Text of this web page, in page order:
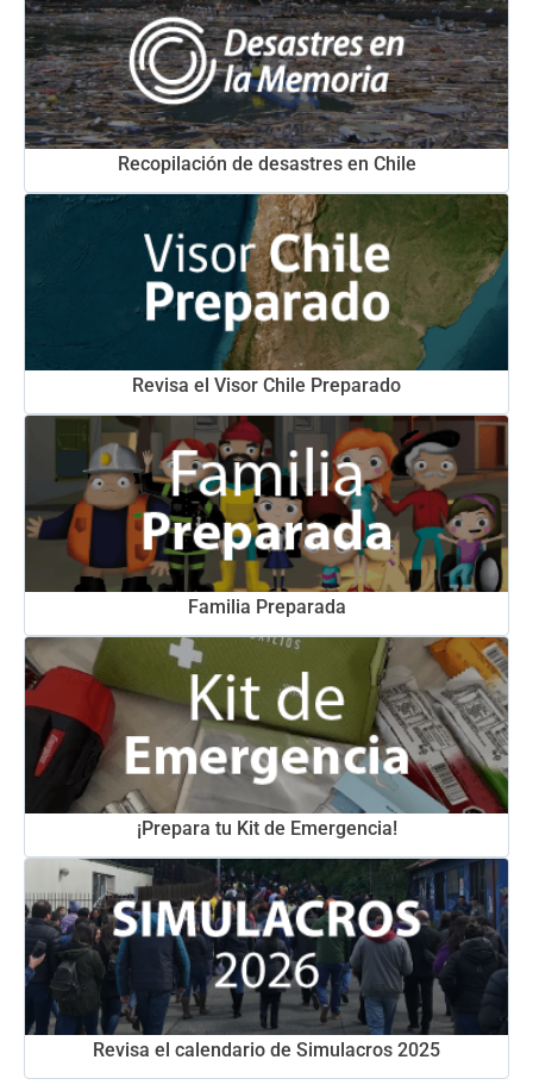
Recopilación de desastres en Chile
Revisa el Visor Chile Preparado
Familia Preparada
¡Prepara tu Kit de Emergencia!
Revisa el calendario de Simulacros 2025